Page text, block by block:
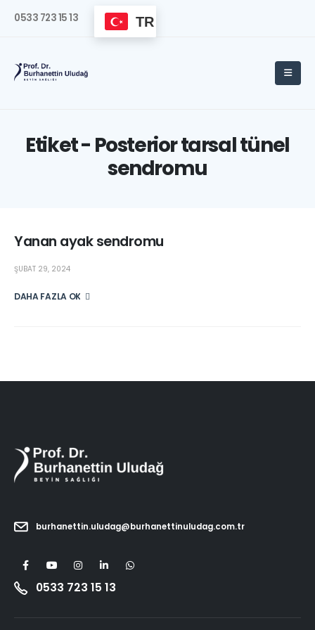
0533 723 15 13 TR
Etiket - Posterior tarsal tünel
sendromu
Yanan ayak sendromu
ŞUBAT 29, 2024
DAHA FAZLA OKU
burhanettin.uludag@burhanettinuludag.com.tr
0533 723 15 13